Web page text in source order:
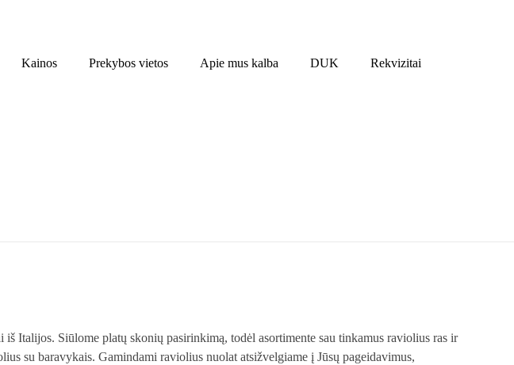
Kainos Prekybos vietos Apie mus kalba DUK Rekvizitai
Italijos. Siūlome platų skonių pasirinkimą, todėl asortimente sau tinkamus raviolius ras ir
su baravykais. Gamindami raviolius nuolat atsižvelgiame į Jūsų pageidavimus,